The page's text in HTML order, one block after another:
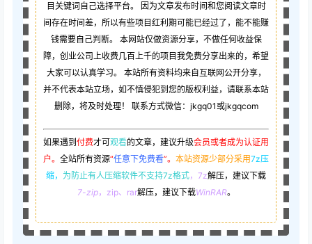
目关键词自己选择平台。 因为文章发布时间和您阅读文章时
间存在时间差，所以有些项目红利期可能已经过了，能不能赚
钱需要自己判断。 本网站仅做资源分享，不做任何收益保
障，创业公司上收费几百上千的项目我免费分享出来的，希望
大家可以认真学习。 本站所有资料均来自互联网公开分享，
并不代表本站立场，如不慎侵犯到您的版权利益，请联系本站
删除，将及时处理！ 联系方式微信：jkgq01或jkgqcom
如果遇到 付费才可观看的文章，建议升级会员或者成为认证用
户。 全站所有资源“任意下免费看”。 本站资源少部分采用7z压
缩， 为防止有人压缩软件不支持7z格式，7z解压，建议下载
7-zip，zip、rar解压，建议下载WinRAR。